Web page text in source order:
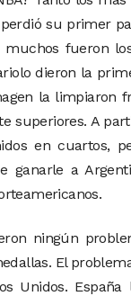
su primer
fueron
dieron la
la limpiaron
superiores. A
en cuartos,
ganarle a
ningún
El
Unidos.